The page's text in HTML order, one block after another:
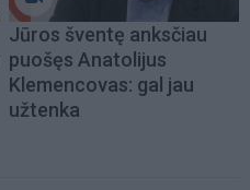
Jūros šventę anksčiau
puošęs Anatolijus
Klemencovas: gal jau
užtenka